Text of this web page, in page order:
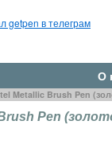
getpen в телеграм
О
Metallic Brush Pen
Pen